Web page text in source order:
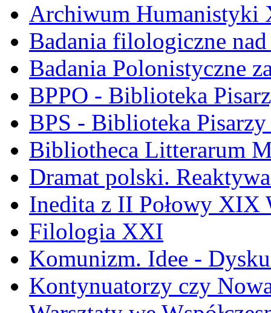
Archiwum Humanistyki
Badania filologiczne
Badania Polonistyczne
BPPO - Biblioteka
BPS - Biblioteka
Bibliotheca Litterarum
Dramat polski.
Inedita z II Połowy XIX
Filologia XXI
Komunizm. Idee -
Kontynuatorzy czy